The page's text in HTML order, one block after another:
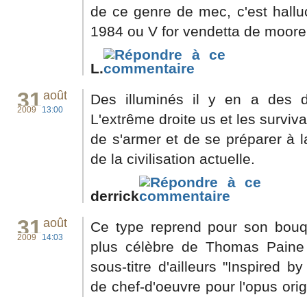
de ce genre de mec, c'est
1984 ou V for vendetta de
L.
31août
2009 13:00
Des illuminés il y en a des
L'extrême droite us et les
de s'armer et de se préparer à
de la civilisation actuelle.
derrick
31août
2009 14:03
Ce type reprend pour son
plus célèbre de Thomas
sous-titre d'ailleurs "Inspired
de chef-d'oeuvre pour l'opus